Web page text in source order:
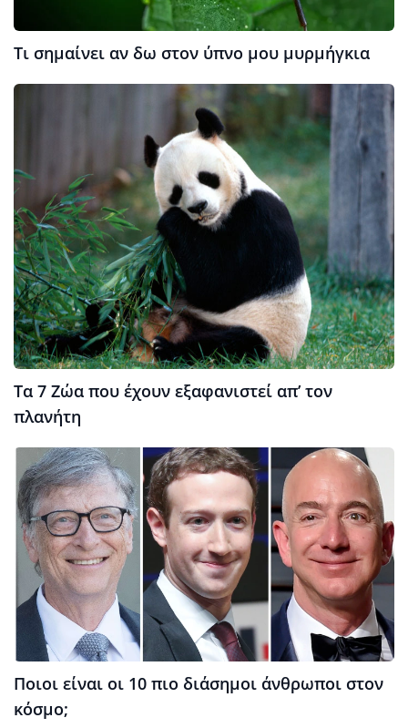
Τι σημαίνει αν δω στον ύπνο μου μυρμήγκια
Τα 7 Ζώα που έχουν εξαφανιστεί απ’ τον
πλανήτη
Ποιοι είναι οι 10 πιο διάσημοι άνθρωποι στον
κόσμο;